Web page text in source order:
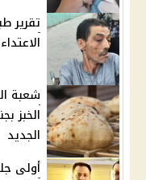
تقرير
شعبة
الخبز
الجديد
أولى